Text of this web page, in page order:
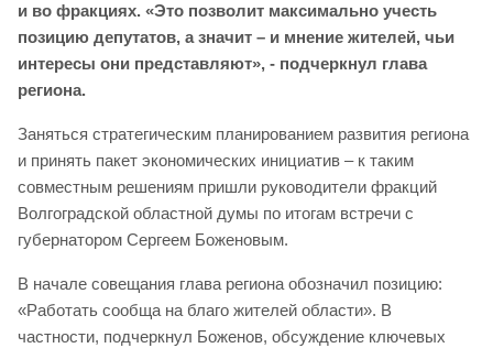
и во фракциях. «Это позволит максимально учесть
позицию депутатов, а значит – и мнение жителей, чьи
интересы они представляют», - подчеркнул глава
региона.
Заняться стратегическим планированием развития региона
и принять пакет экономических инициатив – к таким
совместным решениям пришли руководители фракций
Волгоградской областной думы по итогам встречи с
губернатором Сергеем Боженовым.
В начале совещания глава региона обозначил позицию:
«Работать сообща на благо жителей области». В
частности, подчеркнул Боженов, обсуждение ключевых